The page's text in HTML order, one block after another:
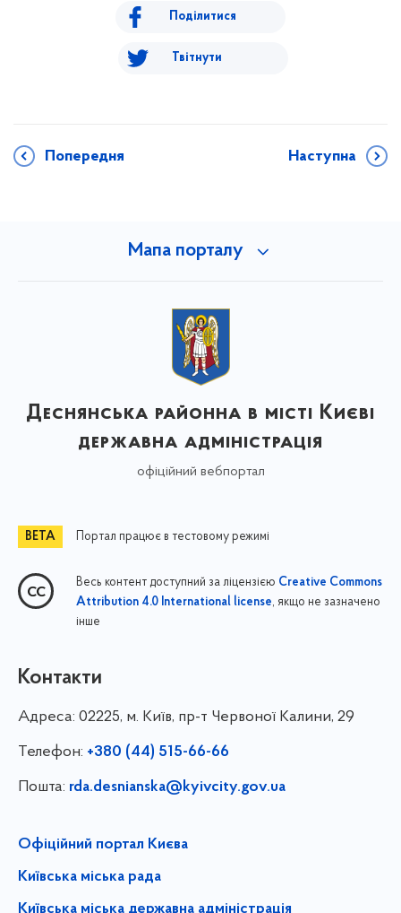
Поділитися
Твітнути
Попередня Наступна
Мапа порталу
Деснянська районна в місті Києві
державна адміністрація
офіційний вебпортал
Портал працює в тестовому режимі
Весь контент доступний за ліцензією Creative Commons
Attribution 4.0 International license, якщо не зазначено
інше
Контакти
Адреса: 02225, м. Київ, пр-т Червоної Калини, 29
Телефон: +380 (44) 515-66-66
Пошта: rda.desnianska@kyivcity.gov.ua
Офіційний портал Києва
Київська міська рада
Київська міська державна адміністрація